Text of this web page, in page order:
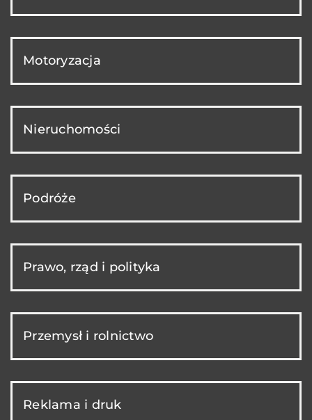
Motoryzacja
Nieruchomości
Podróże
Prawo, rząd i polityka
Przemysł i rolnictwo
Reklama i druk